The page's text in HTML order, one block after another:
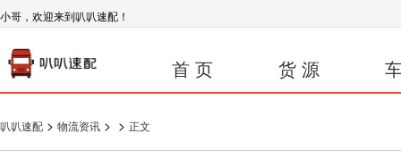
小哥，欢迎来到叭叭速配！
首 页 货 源
叭叭速配 > 物流资讯 > > 正文